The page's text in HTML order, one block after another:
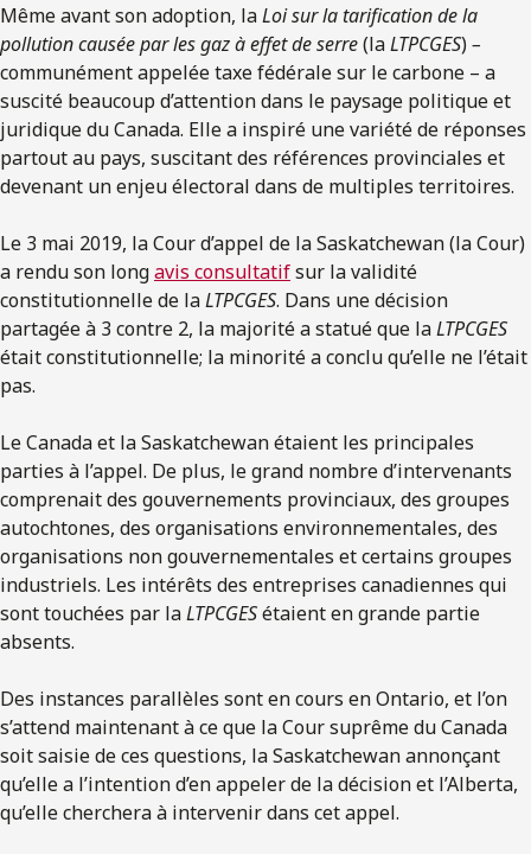
Même avant son adoption, laLoi sur la tarification de la
pollution causée par les gaz à effet de serre(laLTPCGES)–
communément appelée taxe fédérale sur le carbone – a
suscité beaucoup d’attention dans le paysage politique et
juridique du Canada. Elle a inspiré une variété de réponses
partout au pays, suscitant des références provinciales et
devenant un enjeu électoral dans de multiples territoires.
Le 3 mai 2019, la Cour d’appel de la Saskatchewan (la Cour)
a rendu son longavis consultatifsur la validité
constitutionnelle de laLTPCGES. Dans une décision
partagée à 3 contre 2, la majorité a statué que laLTPCGES
était constitutionnelle; la minorité a conclu qu’elle ne l’était
pas.
Le Canada et la Saskatchewan étaient les principales
parties à l’appel. De plus, le grand nombre d’intervenants
comprenait des gouvernements provinciaux, des groupes
autochtones, des organisations environnementales, des
organisations non gouvernementales et certains groupes
industriels. Les intérêts des entreprises canadiennes qui
sont touchées par laLTPCGESétaient en grande partie
absents.
Des instances parallèles sont en cours en Ontario, et l’on
s’attend maintenant à ce que la Cour suprême du Canada
soit saisie de ces questions, la Saskatchewan annonçant
qu’elle a l’intention d’en appeler de la décision et l’Alberta,
qu’elle cherchera à intervenir dans cet appel.